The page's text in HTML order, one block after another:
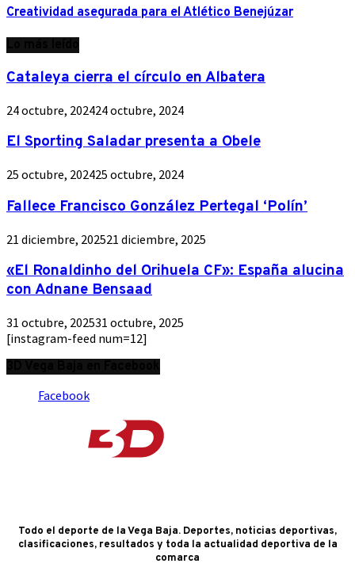
Creatividad asegurada para el Atlético Benejúzar
Cataleya cierra el círculo en Albatera
24 octubre, 202424 octubre, 2024
El Sporting Saladar presenta a Obele
25 octubre, 202425 octubre, 2024
Fallece Francisco González Pertegal ‘Polín’
21 diciembre, 202521 diciembre, 2025
«El Ronaldinho del Orihuela CF»: España alucina
con Adnane Bensaad
31 octubre, 202531 octubre, 2025
[instagram-feed num=12]
Facebook
Todo el deporte de la Vega Baja. Deportes, noticias deportivas,
clasificaciones, resultados y toda la actualidad deportiva de la
comarca